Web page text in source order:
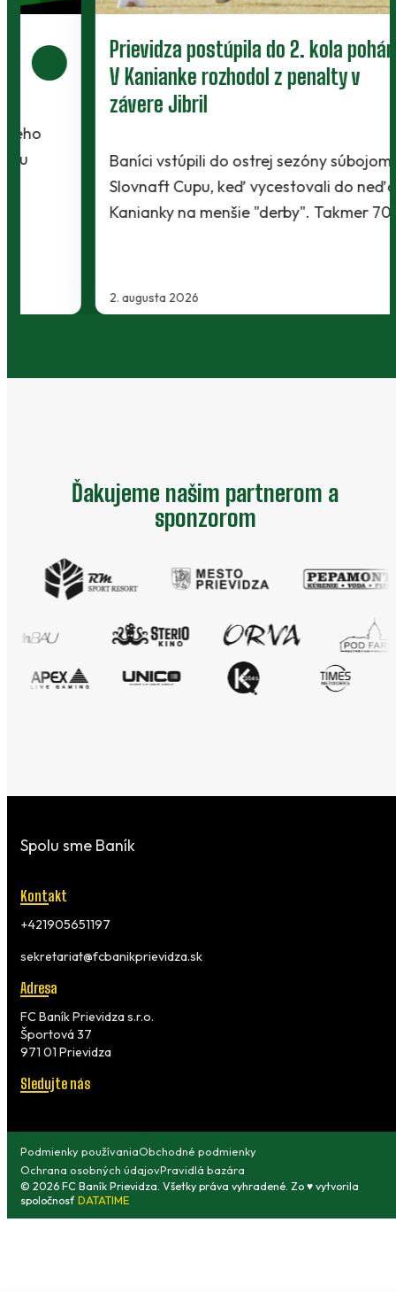
Prievidza postúpila do 2. kola pohára.
V Kanianke rozhodol z penalty v
závere Jibril
2. augusta 2026
Baníci vstúpili do ostrej sezóny súbojom 1. kola
Slovnaft Cupu, keď vycestovali do neďalekej
Kanianky na menšie "derby". Takmer 700…
Ďakujeme našim partnerom a
sponzorom
Spolu sme Baník
Kontakt
+421905651197
sekretariat@fcbanikprievidza.sk
Adresa
FC Baník Prievidza s.r.o.
Športová 37
971 01 Prievidza
Sledujte nás
© 2026 FC Baník Prievidza. Všetky práva vyhradené. Zo ♥ vytvorila
spoločnosť DATATIME
Podmienky používaniaObchodné podmienky
Ochrana osobných údajovPravidlá bazára